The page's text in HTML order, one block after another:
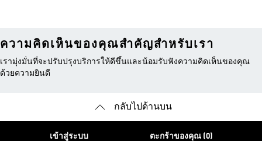
ความคิดเห็นของคุณสำคัญสำหรับเรา
เรามุ่งมั่นที่จะปรับปรุงบริการให้ดีขึ้นและน้อมรับฟังความคิดเห็นของคุณ
ด้วยความยินดี
กลับไปด้านบน
เข้าสู่ระบบ ตะกร้าของคุณ (0)